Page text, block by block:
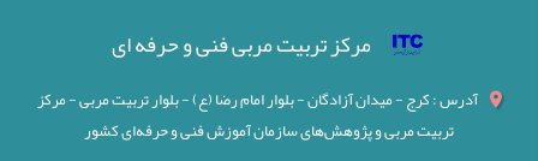
مرکز تربیت مربی فنی و حرفه ای
آدرس : کرج - میدان آزادگان - بلوار امام رضا (ع) - بلوار تربیت مربی - مرکز
تربیت مربی و پژوهش‌های سازمان آموزش فنی و حرفه‌ای کشور